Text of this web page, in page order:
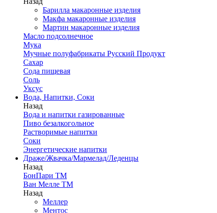
Барилла макаронные изделия
Макфа макаронные изделия
Мартин макаронные изделия
Масло подсолнечное
Мука
Мучные полуфабрикаты Русский Продукт
Сахар
Сода пищевая
Соль
Уксус
Вода, Напитки, Соки
Назад
Вода и напитки газированные
Пиво безалкогольное
Растворимые напитки
Соки
Энергетические напитки
Драже/Жвачка/Мармелад/Леденцы
Назад
БонПари ТМ
Ван Мелле ТМ
Назад
Меллер
Ментос